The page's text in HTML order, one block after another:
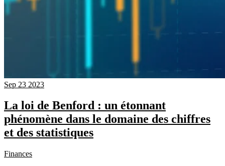
Sep 23 2023
La loi de Benford : un étonnant
phénomène dans le domaine des chiffres
et des statistiques
Finances